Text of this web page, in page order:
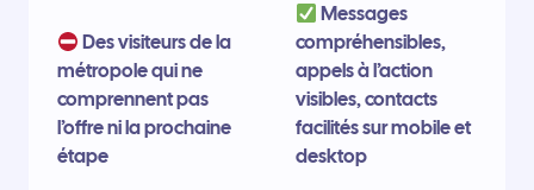
Des visiteurs de la
métropole qui ne
comprennent pas
l’offre ni la prochaine
étape
Messages
compréhensibles,
appels à l’action
visibles, contacts
facilités sur mobile et
desktop